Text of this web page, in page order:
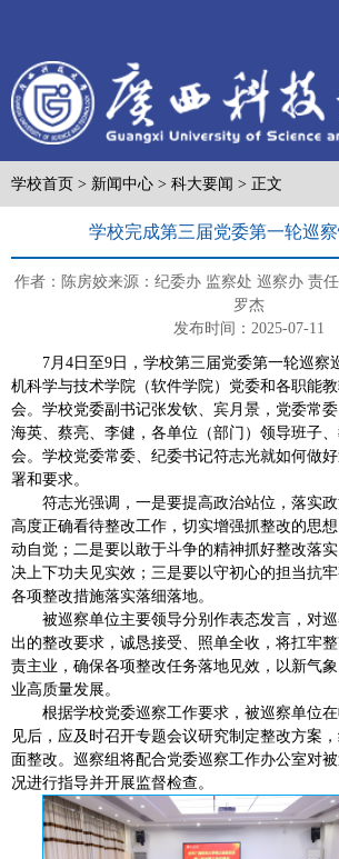
学校首页 > 新闻中心 > 科大要闻 > 正文
学校完成第三届党委第一轮巡
作者：陈房姣来源：纪委办 监察处 巡察办 责
罗杰
发布时间：2025-07-11
7月4日至9日，学校第三届党委第一轮巡察
机科学与技术学院（软件学院）党委和各职能
会。学校党委副书记张发钦、宾月景，党委常
海英、蔡亮、李健，各单位（部门）领导班子
会。学校党委常委、纪委书记符志光就如何做
署和要求。
符志光强调，一是要提高政治站位，落实
高度正确看待整改工作，切实增强抓整改的思想
动自觉；二是要以敢于斗争的精神抓好整改落
决上下功夫见实效；三是要以守初心的担当抗
各项整改措施落实落细落地。
被巡察单位主要领导分别作表态发言，对
出的整改要求，诚恳接受、照单全收，将扛牢
责主业，确保各项整改任务落地见效，以新气
业高质量发展。
根据学校党委巡察工作要求，被巡察单位
见后，应及时召开专题会议研究制定整改方案
面整改。巡察组将配合党委巡察工作办公室对
况进行指导并开展监督检查。